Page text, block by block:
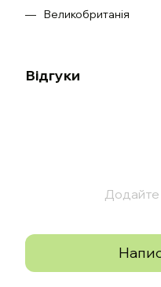
Великобританія
Відгуки
Додайте